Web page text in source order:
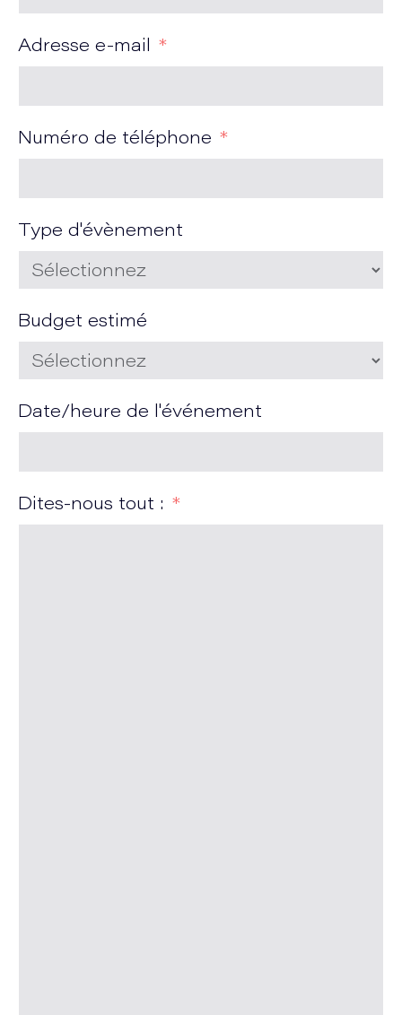
Adresse e-mail
Numéro de téléphone
Type d'évènement
Budget estimé
Date/heure de l'événement
Dites-nous tout :